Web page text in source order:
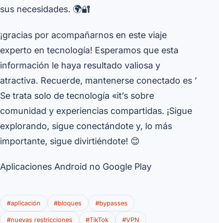
sus necesidades. 🌍🔐
¡gracias por acompañarnos en este viaje
experto en tecnología! Esperamos que esta
información le haya resultado valiosa y
atractiva. Recuerde, mantenerse conectado es ’
Se trata solo de tecnología «it’s sobre
comunidad y experiencias compartidas. ¡Sigue
explorando, sigue conectándote y, lo más
importante, sigue divirtiéndote! 😊
Aplicaciones Android no Google Play
#aplicación #bloques #bypasses
#nuevas restricciones #TikTok #VPN